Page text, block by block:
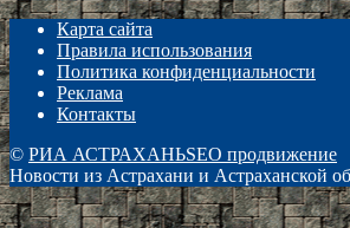
Карта сайта
Правила использования
Политика конфиденциальности
Реклама
Контакты
© РИА АСТРАХАНЬSEO продвижение
Новости из Астрахани и Астраханской